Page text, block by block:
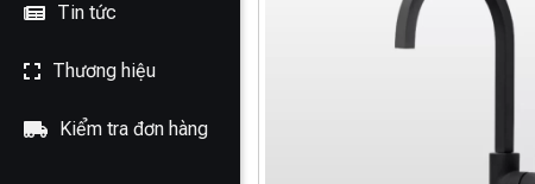
Tin tức
Thương hiệu
Kiểm tra đơn hàng